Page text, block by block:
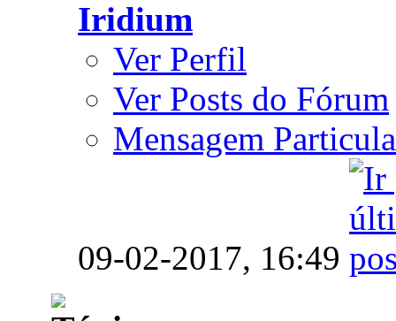
Iridium
Ver Perfil
Ver Posts do Fórum
Mensagem
09-02-2017, 16:49